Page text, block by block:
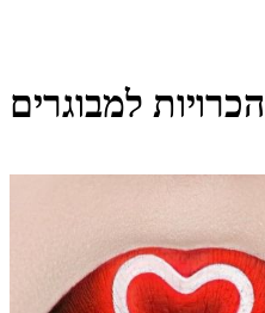
הכרויות למבוגרים